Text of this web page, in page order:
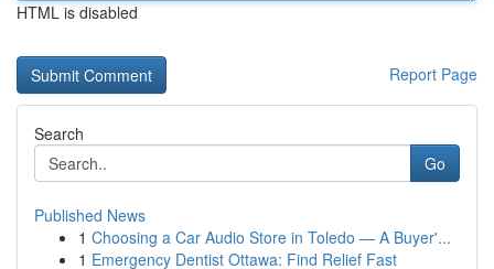
HTML is disabled
Report Page
Search
Go
Published News
1 Choosing a Car Audio Store in Toledo — A Buyer'...
1 Emergency Dentist Ottawa: Find Relief Fast